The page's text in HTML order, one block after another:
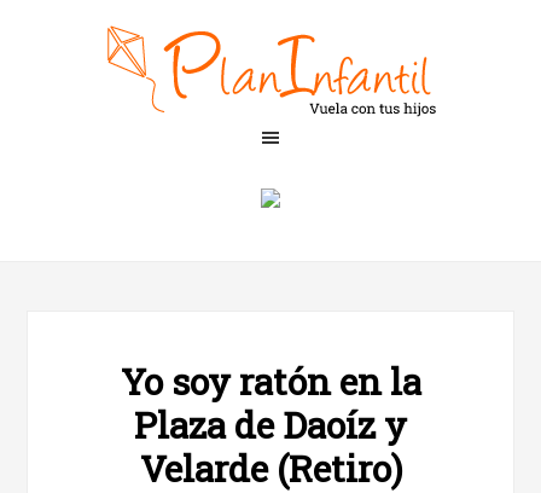
Yo soy ratón en la
Plaza de Daoíz y
Velarde (Retiro)